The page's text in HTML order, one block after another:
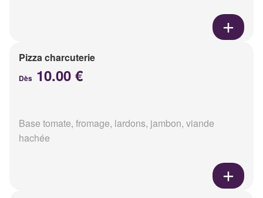
Pizza charcuterie
Dès 10.00 €
Base tomate, fromage, lardons, jambon, viande
hachée